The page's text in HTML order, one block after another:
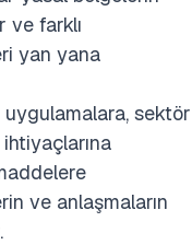
ve farklı
yan yana
sektör
ve anlaşmaların